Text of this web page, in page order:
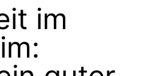
im